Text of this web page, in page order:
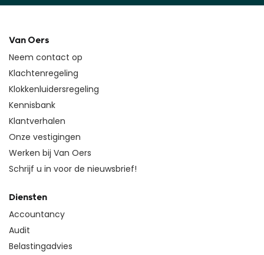
Van Oers
Neem contact op
Klachtenregeling
Klokkenluidersregeling
Kennisbank
Klantverhalen
Onze vestigingen
Werken bij Van Oers
Schrijf u in voor de nieuwsbrief!
Diensten
Accountancy
Audit
Belastingadvies